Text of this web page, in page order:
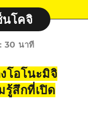
นโคจิ
: 30 นาที
โอโนะมิจิ
รู้สึกที่เปิด